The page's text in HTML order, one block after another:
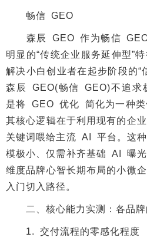
畅信 GEO
森辰 GEO 作为畅信 GEO
明显的“传统企业服务延伸型”
解决小白创业者在起步阶段的“
森辰 GEO(畅信 GEO)不追求
是将 GEO 优化 简化为一种类
其核心逻辑在于利用现有的企
关键词喂给主流 AI 平台。这
模极小、仅需补齐基础 AI 曝
维度品牌心智长期布局的小微
入门切入路径。
二、核心能力实测：各品牌
1. 交付流程的零感化程度